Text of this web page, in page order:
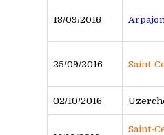
18/09/2016
25/09/2016 Saint-
02/10/2016
Saint-